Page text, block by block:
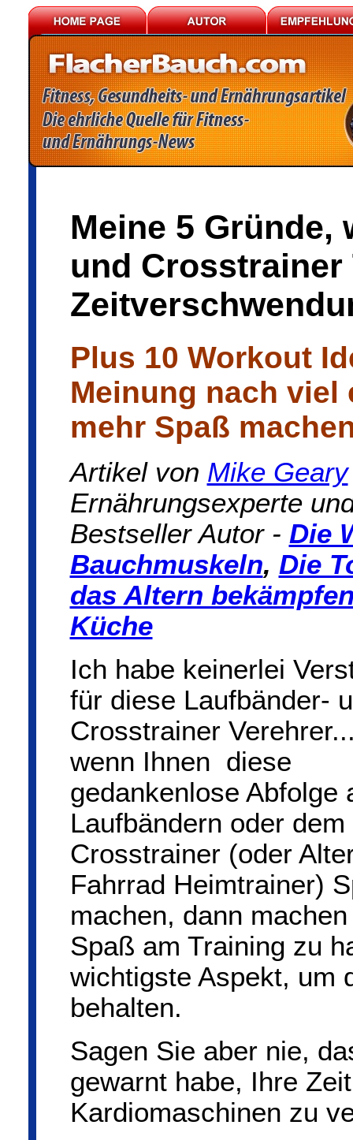
Meine 5 Gründe,
und Crosstrainer
Plus 10 Workout
Meinung nach
mehr Spaß
Artikel von Mike Geary
Ernährungsexperte
Bestseller Autor - Die
Bauchmuskeln, Die
das Altern
Küche
Ich habe keinerlei
für diese Laufbänder-
Crosstrainer
wenn Ihnen diese
gedankenlose Abfolge
Laufbändern oder dem
Crosstrainer (oder
Fahrrad Heimtrainer)
machen, dann
Spaß am Training zu
wichtigste Aspekt, um
behalten.
Sagen Sie aber nie,
gewarnt habe, Ihre
Kardiomaschinen zu